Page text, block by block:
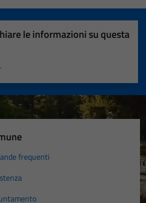
le informazioni su questa
5 stelle su 5
stelle su 5
su 5
5
frequenti